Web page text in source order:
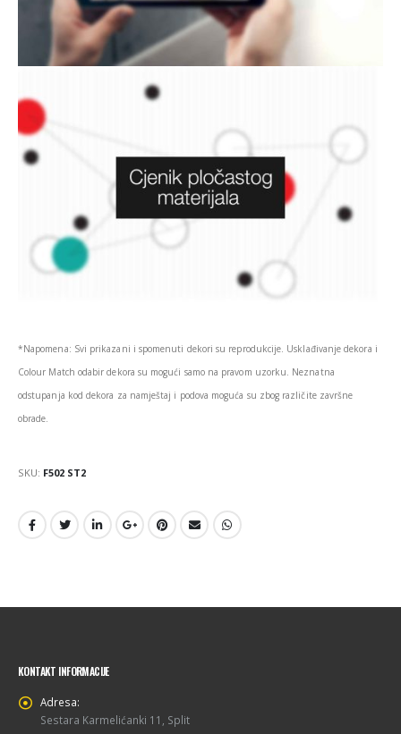
*Napomena: Svi prikazani i spomenuti dekori su reprodukcije. Usklađivanje dekora i
Colour Match odabir dekora su mogući samo na pravom uzorku. Neznatna
odstupanja kod dekora za namještaj i podova moguća su zbog različite završne
obrade.
SKU: F502 ST2
KONTAKT INFORMACIJE
Adresa:
Sestara Karmelićanki 11, Split